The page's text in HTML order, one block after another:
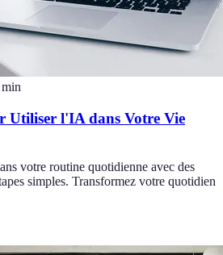
min
Utiliser l'IA dans Votre Vie
votre routine quotidienne avec des
simples. Transformez votre quotidien